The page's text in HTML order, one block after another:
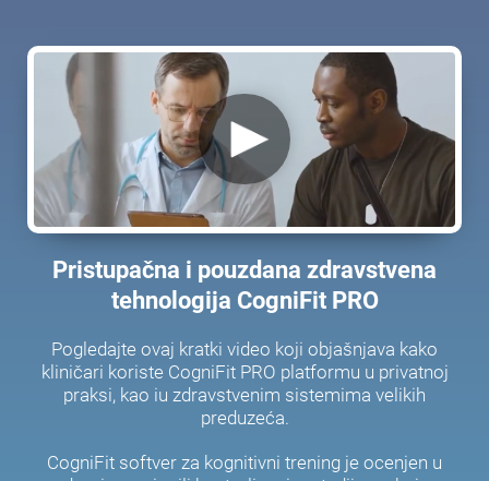
Pristupačna i pouzdana zdravstvena
tehnologija CogniFit PRO
Pogledajte ovaj kratki video koji objašnjava kako
kliničari koriste CogniFit PRO platformu u privatnoj
praksi, kao iu zdravstvenim sistemima velikih
preduzeća.
CogniFit softver za kognitivni trening je ocenjen u